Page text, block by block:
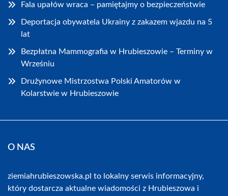
Fala upałów wraca – pamiętajmy o bezpieczeństwie
Deportacja obywatela Ukrainy z zakazem wjazdu na 5
lat
Bezpłatna Mammografia w Hrubieszowie – Terminy w
Wrześniu
Drużynowe Mistrzostwa Polski Amatorów w
Kolarstwie w Hrubieszowie
O NAS
ziemiahrubieszowska.pl to lokalny serwis informacyjny,
który dostarcza aktualne wiadomości z Hrubieszowa i